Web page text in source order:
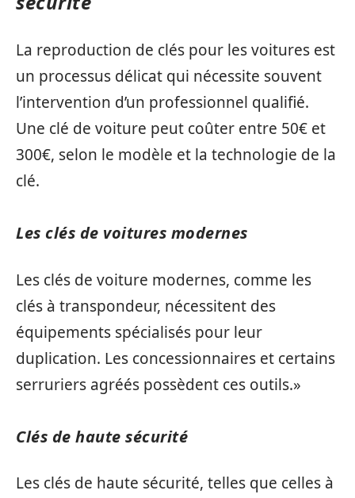
La reproduction de clés pour les voitures est
un processus délicat qui nécessite souvent
l’intervention d’un professionnel qualifié.
Une clé de voiture peut coûter entre 50€ et
300€, selon le modèle et la technologie de la
clé.
Les clés de voitures modernes
Les clés de voiture modernes, comme les
clés à transpondeur, nécessitent des
équipements spécialisés pour leur
duplication. Les concessionnaires et certains
serruriers agréés possèdent ces outils.»
Clés de haute sécurité
Les clés de haute sécurité, telles que celles à